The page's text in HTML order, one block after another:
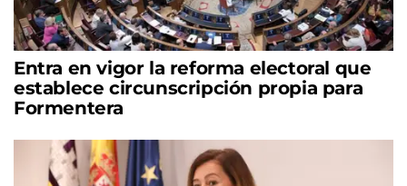
Entra en vigor la reforma electoral que
establece circunscripción propia para
Formentera